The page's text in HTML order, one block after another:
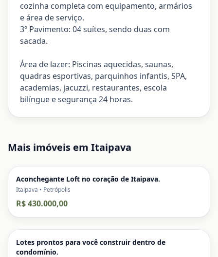
cozinha completa com equipamento, armários
e área de serviço.
3º Pavimento: 04 suítes, sendo duas com
sacada.
Área de lazer: Piscinas aquecidas, saunas,
quadras esportivas, parquinhos infantis, SPA,
academias, jacuzzi, restaurantes, escola
bilíngue e segurança 24 horas.
Mais imóveis em Itaipava
Aconchegante Loft no coração de Itaipava.
Itaipava • Petrópolis
R$ 430.000,00
Lotes prontos para você construir dentro de
condomínio.